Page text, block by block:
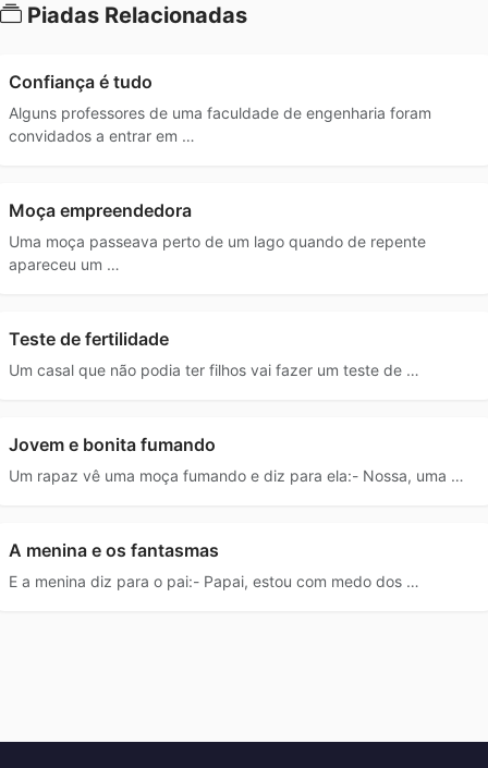
Piadas Relacionadas
Confiança é tudo
Alguns professores de uma faculdade de engenharia foram
convidados a entrar em …
Moça empreendedora
Uma moça passeava perto de um lago quando de repente
apareceu um …
Teste de fertilidade
Um casal que não podia ter filhos vai fazer um teste de …
Jovem e bonita fumando
Um rapaz vê uma moça fumando e diz para ela:- Nossa, uma …
A menina e os fantasmas
E a menina diz para o pai:- Papai, estou com medo dos …